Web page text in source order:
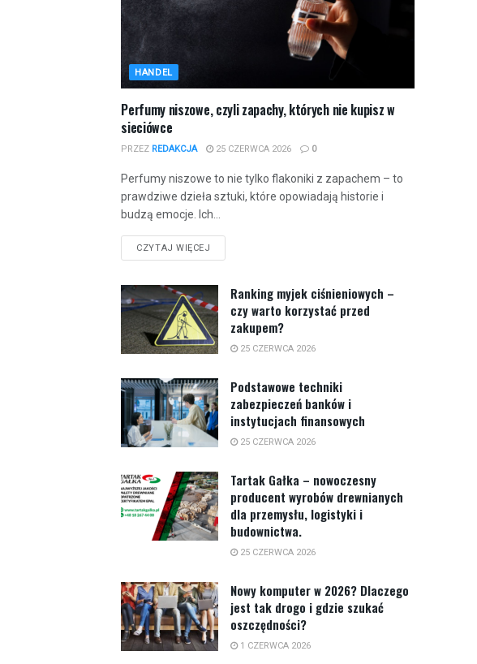
HANDEL
Perfumy niszowe, czyli zapachy, których nie kupisz w
sieciówce
PRZEZ REDAKCJA 25 CZERWCA 2026 0
Perfumy niszowe to nie tylko flakoniki z zapachem – to
prawdziwe dzieła sztuki, które opowiadają historie i
budzą emocje. Ich...
CZYTAJ WIĘCEJ
Ranking myjek ciśnieniowych –
czy warto korzystać przed
zakupem?
25 CZERWCA 2026
Podstawowe techniki
zabezpieczeń banków i
instytucjach finansowych
25 CZERWCA 2026
Tartak Gałka – nowoczesny
producent wyrobów drewnianych
dla przemysłu, logistyki i
budownictwa.
25 CZERWCA 2026
Nowy komputer w 2026? Dlaczego
jest tak drogo i gdzie szukać
oszczędności?
1 CZERWCA 2026